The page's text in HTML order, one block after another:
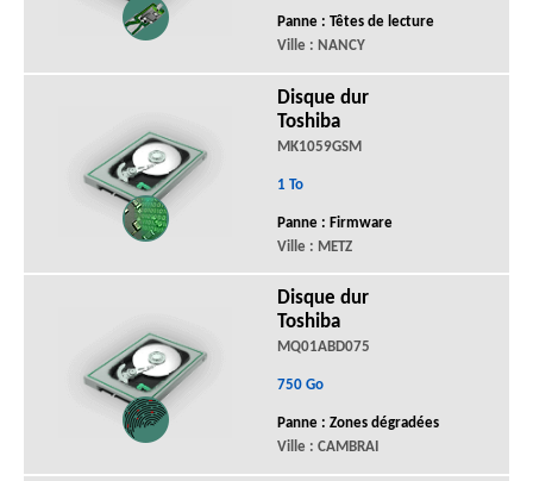
Panne : Têtes de lecture
Ville : NANCY
Disque dur
Toshiba
MK1059GSM
1 To
Panne : Firmware
Ville : METZ
Disque dur
Toshiba
MQ01ABD075
750 Go
Panne : Zones dégradées
Ville : CAMBRAI